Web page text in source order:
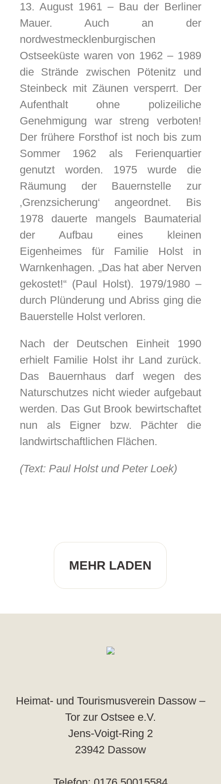
13. August 1961 – Bau der Berliner
Mauer. Auch an der
nordwestmecklenburgischen
Ostseeküste waren von 1962 – 1989
die Strände zwischen Pötenitz und
Steinbeck mit Zäunen versperrt. Der
Aufenthalt ohne polizeiliche
Genehmigung war streng verboten!
Der frühere Forsthof ist noch bis zum
Sommer 1962 als Ferienquartier
genutzt worden. 1975 wurde die
Räumung der Bauernstelle zur
‚Grenzsicherung‘ angeordnet. Bis
1978 dauerte mangels Baumaterial
der Aufbau eines kleinen
Eigenheimes für Familie Holst in
Warnkenhagen. „Das hat aber Nerven
gekostet!“ (Paul Holst). 1979/1980 –
durch Plünderung und Abriss ging die
Bauerstelle Holst verloren.
Nach der Deutschen Einheit 1990
erhielt Familie Holst ihr Land zurück.
Das Bauernhaus darf wegen des
Naturschutzes nicht wieder aufgebaut
werden. Das Gut Brook bewirtschaftet
nun als Eigner bzw. Pächter die
landwirtschaftlichen Flächen.
(Text: Paul Holst und Peter Loek)
MEHR LADEN
Heimat- und Tourismusverein Dassow –
Tor zur Ostsee e.V.
Jens-Voigt-Ring 2
23942 Dassow